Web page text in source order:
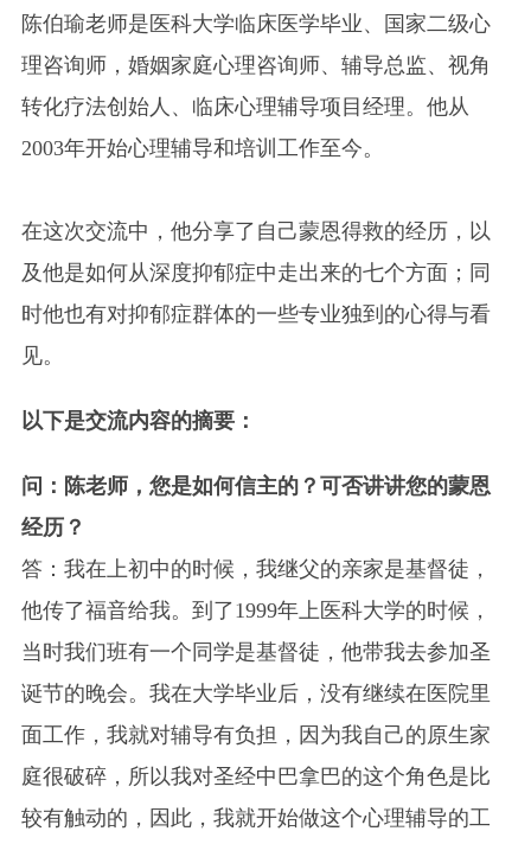
陈伯瑜老师是医科大学临床医学毕业、国家二级心
理咨询师，婚姻家庭心理咨询师、辅导总监、视角
转化疗法创始人、临床心理辅导项目经理。他从
2003年开始心理辅导和培训工作至今。
在这次交流中，他分享了自己蒙恩得救的经历，以
及他是如何从深度抑郁症中走出来的七个方面；同
时他也有对抑郁症群体的一些专业独到的心得与看
见。
以下是交流内容的摘要：
问：陈老师，您是如何信主的？可否讲讲您的蒙恩
经历？
答：我在上初中的时候，我继父的亲家是基督徒，
他传了福音给我。到了1999年上医科大学的时候，
当时我们班有一个同学是基督徒，他带我去参加圣
诞节的晚会。我在大学毕业后，没有继续在医院里
面工作，我就对辅导有负担，因为我自己的原生家
庭很破碎，所以我对圣经中巴拿巴的这个角色是比
较有触动的，因此，我就开始做这个心理辅导的工